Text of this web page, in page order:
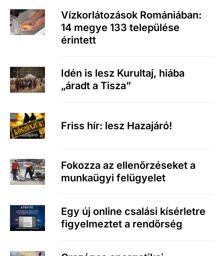
Vízkorlátozások Romániában:
14 megye 133 települése
érintett
Idén is lesz Kurultaj, hiába
„áradt a Tisza”
Friss hír: lesz Hazajáró!
Fokozza az ellenőrzéseket a
munkaügyi felügyelet
Egy új online csalási kísérletre
figyelmeztet a rendőrség